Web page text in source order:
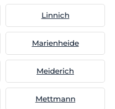
Linnich
Marienheide
Meiderich
Mettmann